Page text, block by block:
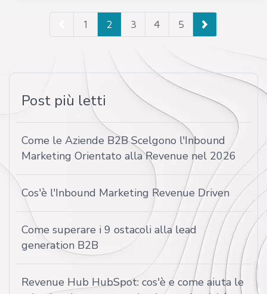
1 2 3 4 5
Post più letti
Come le Aziende B2B Scelgono l'Inbound
Marketing Orientato alla Revenue nel 2026
Cos'è l'Inbound Marketing Revenue Driven
Come superare i 9 ostacoli alla lead
generation B2B
Revenue Hub HubSpot: cos'è e come aiuta le